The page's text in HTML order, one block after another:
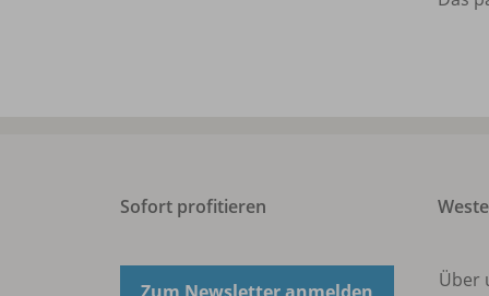
Sofort profitieren
Über